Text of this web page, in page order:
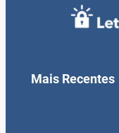
Mais Recentes